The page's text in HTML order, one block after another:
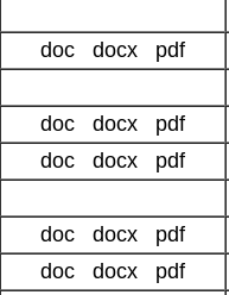
doc docx pdf
doc docx pdf
doc docx pdf
doc docx pdf
doc docx pdf